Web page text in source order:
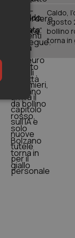
Caldo,
agosto
bollino
torna in